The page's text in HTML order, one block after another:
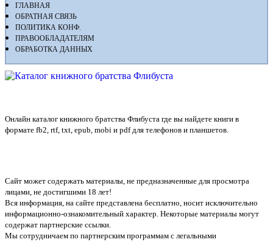
ГЛАВНАЯ
ОБРАТНАЯ СВЯЗЬ
ПОЛИТИКА КОНФ.
ПРАВООБЛАДАТЕЛЯМ
ОБРАБОТКА ДАННЫХ
Онлайн каталог книжного братства Флибуста где вы найдете книги в
формате fb2, rtf, txt, epub, mobi и pdf для телефонов и планшетов.
Сайт может содержать материалы, не предназначенные для просмотра
лицами, не достигшими 18 лет!
Вся информация, на сайте представлена бесплатно, носит исключительно
информационно-ознакомительный характер. Некоторые материалы могут
содержат партнерские ссылки.
Мы сотрудничаем по партнерским программам с легальными